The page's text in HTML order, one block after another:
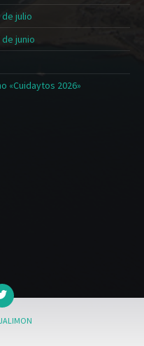
julio
junio
«Cuidaytos 2026»